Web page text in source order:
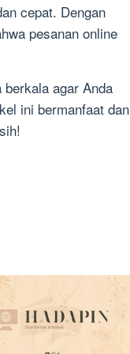
cepat. Dengan
pesanan online
agar Anda
ini bermanfaat dan